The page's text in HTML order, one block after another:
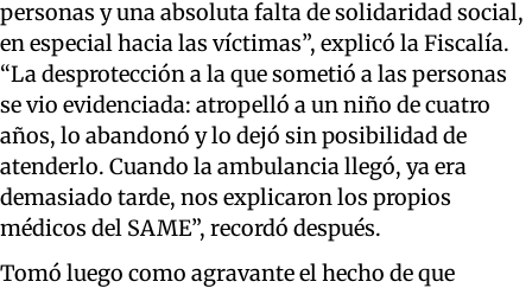
personas y una absoluta falta de solidaridad social,
en especial hacia las víctimas”, explicó la Fiscalía.
“La desprotección a la que sometió a las personas
se vio evidenciada: atropelló a un niño de cuatro
años, lo abandonó y lo dejó sin posibilidad de
atenderlo. Cuando la ambulancia llegó, ya era
demasiado tarde, nos explicaron los propios
médicos del SAME”, recordó después.
Tomó luego como agravante el hecho de que